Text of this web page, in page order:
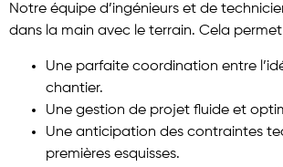
Notre équipe d’ingénieurs et de
dans la main avec le terrain. Cela permet
Une parfaite coordination entre
chantier.
Une gestion de projet fluide et
Une anticipation des contraintes
premières esquisses.